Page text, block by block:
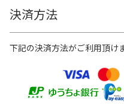
決済方法
下記の決済方法がご利用頂けま